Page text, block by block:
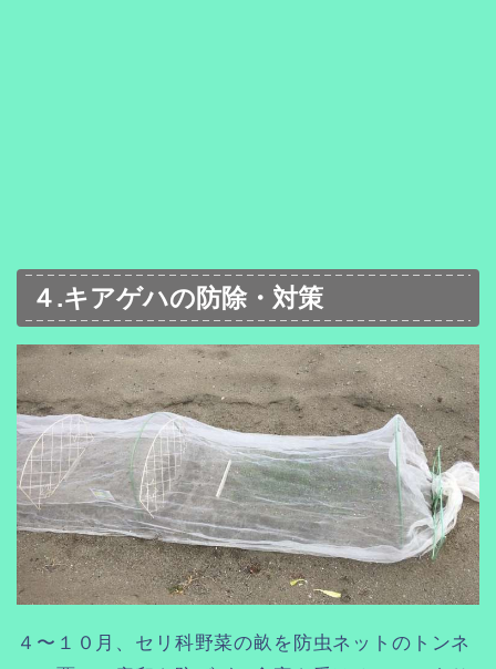
４.キアゲハの防除・対策
４〜１０月、セリ科野菜の畝を防虫ネットのトンネ